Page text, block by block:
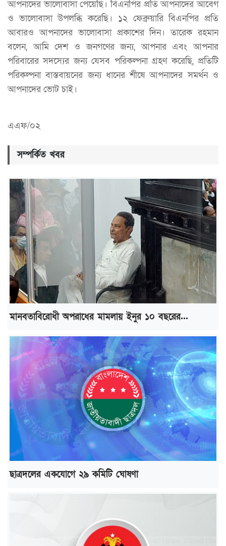
আপনাদের ভালোবাসা পেয়েছি। বিএনপির প্রতি আপনাদের আবেগ
ও ভালোবাসা উপলব্ধি করেছি। ১২ ফেব্রুয়ারি বিএনপির প্রতি
আবারও আপনাদের ভালোবাসা প্রকাশের দিন। তারেক রহমান
বলেন, আমি দেশ ও জনগণের জন্য, আপনার এবং আপনার
পরিবারের সদস্যের জন্য যেসব পরিকল্পনা গ্রহণ করেছি, প্রতিটি
পরিকল্পনা বাস্তবায়নের জন্য ধানের শীষে আপনাদের সমর্থন ও
আপনাদের ভোট চাই।
এএফ/০২
সম্পর্কিত খবর
মানবতাবিরোধী অপরাধের মামলায় ইনুর ১০ বছরের...
ছাত্রদলের একযোগে ২৯ কমিটি ঘোষণা